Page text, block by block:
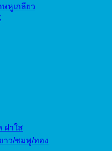
ษหูเกลียว
ฝาใส
าว/ชมพู/ทอง